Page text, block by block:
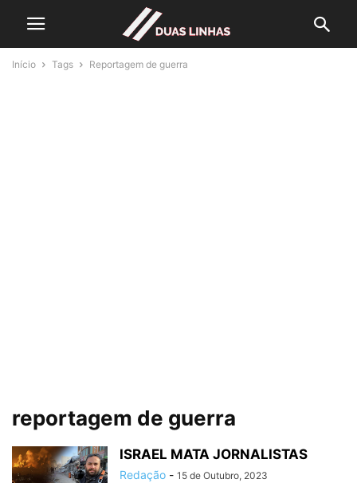
Início Tags Reportagem de guerra
reportagem de guerra
ISRAEL MATA JORNALISTAS
Redação - 15 de Outubro, 2023